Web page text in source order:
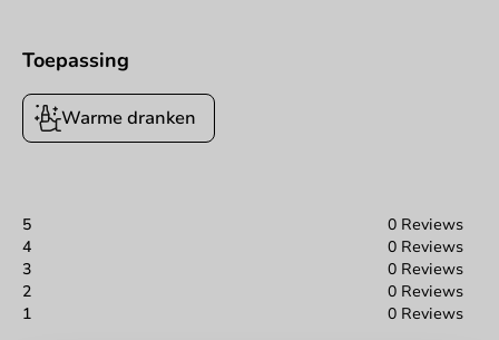
Toepassing
Warme dranken
5
0 Reviews
4
0 Reviews
3
0 Reviews
2
0 Reviews
1
0 Reviews